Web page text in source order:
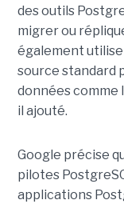
des outils
migrer ou
également
source standard
données comme
il ajouté.
Google précise
pilotes
applications